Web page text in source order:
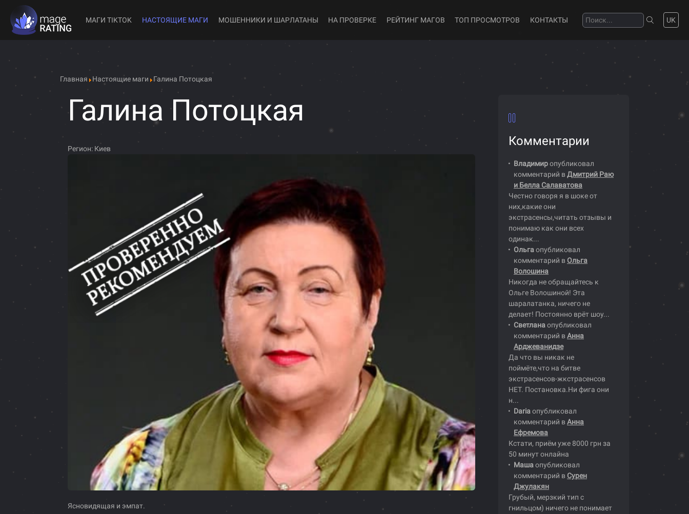
МАГИ TIKTOK НАСТОЯЩИЕ МАГИ МОШЕННИКИ И ШАРЛАТАНЫ НА ПРОВЕРКЕ РЕЙТИНГ МАГОВ ТОП ПРОСМОТРОВ КОНТАКТЫ UK
Главная Настоящие маги Галина Потоцкая
Галина Потоцкая
Регион: Киев
Ясновидящая и эмпат.
Комментарии
Владимиропубликовал
комментарий в Дмитрий Раю
и Белла Салаватова
Честно говоря я в шоке от
них,какие они
экстрасенсы,читать отзывы и
понимаю как они всех
одинак...
Ольгаопубликовал
комментарий в Ольга
Волошина
Никогда не обращайтесь к
Ольге Волошиной! Эта
шаралатанка, ничего не
делает! Постоянно врёт шоу...
Светланаопубликовал
комментарий в Анна
Арджеванидзе
Да что вы никак не
поймёте,что на битве
экстрасенсов-жкстрасенсов
НЕТ. Постановка.Ни фига они
н...
Dariaопубликовал
комментарий в Анна
Ефремова
Кстати, приём уже 8000 грн за
50 минут онлайна
Машаопубликовал
комментарий в Сурен
Джулакян
Грубый, мерзкий тип с
гнильцом) ничего не понимает